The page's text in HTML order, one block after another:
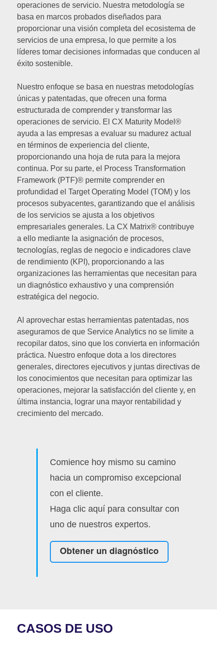
operaciones de servicio. Nuestra metodología se
basa en marcos probados diseñados para
proporcionar una visión completa del ecosistema de
servicios de una empresa, lo que permite a los
líderes tomar decisiones informadas que conducen al
éxito sostenible.
Nuestro enfoque se basa en nuestras metodologías
únicas y patentadas, que ofrecen una forma
estructurada de comprender y transformar las
operaciones de servicio. El CX Maturity Model®
ayuda a las empresas a evaluar su madurez actual
en términos de experiencia del cliente,
proporcionando una hoja de ruta para la mejora
continua. Por su parte, el Process Transformation
Framework (PTF)® permite comprender en
profundidad el Target Operating Model (TOM) y los
procesos subyacentes, garantizando que el análisis
de los servicios se ajusta a los objetivos
empresariales generales. La CX Matrix® contribuye
a ello mediante la asignación de procesos,
tecnologías, reglas de negocio e indicadores clave
de rendimiento (KPI), proporcionando a las
organizaciones las herramientas que necesitan para
un diagnóstico exhaustivo y una comprensión
estratégica del negocio.
Al aprovechar estas herramientas patentadas, nos
aseguramos de que Service Analytics no se limite a
recopilar datos, sino que los convierta en información
práctica. Nuestro enfoque dota a los directores
generales, directores ejecutivos y juntas directivas de
los conocimientos que necesitan para optimizar las
operaciones, mejorar la satisfacción del cliente y, en
última instancia, lograr una mayor rentabilidad y
crecimiento del mercado.
Comience hoy mismo su camino
hacia un compromiso excepcional
con el cliente.
Haga clic aquí para consultar con
uno de nuestros expertos.
CASOS DE USO